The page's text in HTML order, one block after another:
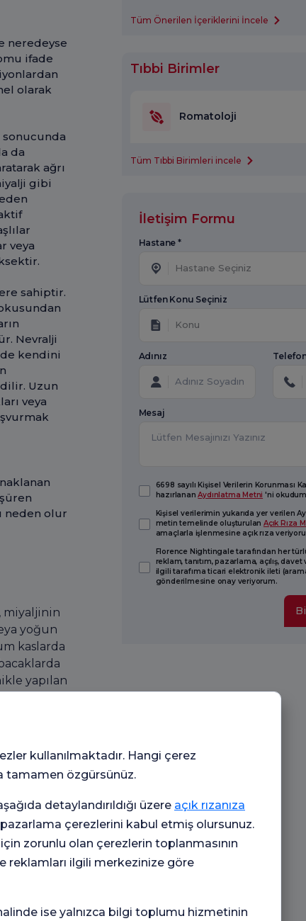
neredeyse
ifade
olarak
sonucunda
da
ağrı
gibi
veya
sahiptir.
Nevralji
kendini
Uzun
veya
neden olur
miyaljinin
yoğun
kaslarda
yapılan
soğuk
kas
da eklem
genel
kas
Tüm Önerilen İçeriklerini İncele
Tıbbi Birimler
Romatoloji
Tüm Tıbbi Birimleri incele
İletişim Formu
Hastane *
Hastane Seçiniz
Lütfen Konu Seçiniz
Konu
Adınız
Mesaj
6698 sayılı Kişisel Verilerin Korunması
hazırlananAydınlatma Metni 'ni
Kişisel verilerimin yukarıda yer verilen
metin temelinde oluşturulan Açık Rıza
amaçlarla işlenmesine açık rıza
Florence Nightingale tarafından her
reklam, tanıtım, pazarlama, açılış,
ilgili tarafıma ticari elektronik ileti
gönderilmesine onay veriyorum.
kullanılmaktadır. Hangi çerez
tamamen özgürsünüz.
detaylandırıldığı üzere açık rızanıza
çerezlerini kabul etmiş olursunuz.
zorunlu olan çerezlerin toplanmasının
reklamları ilgili merkezinize göre
ise yalnızca bilgi toplumu hizmetinin